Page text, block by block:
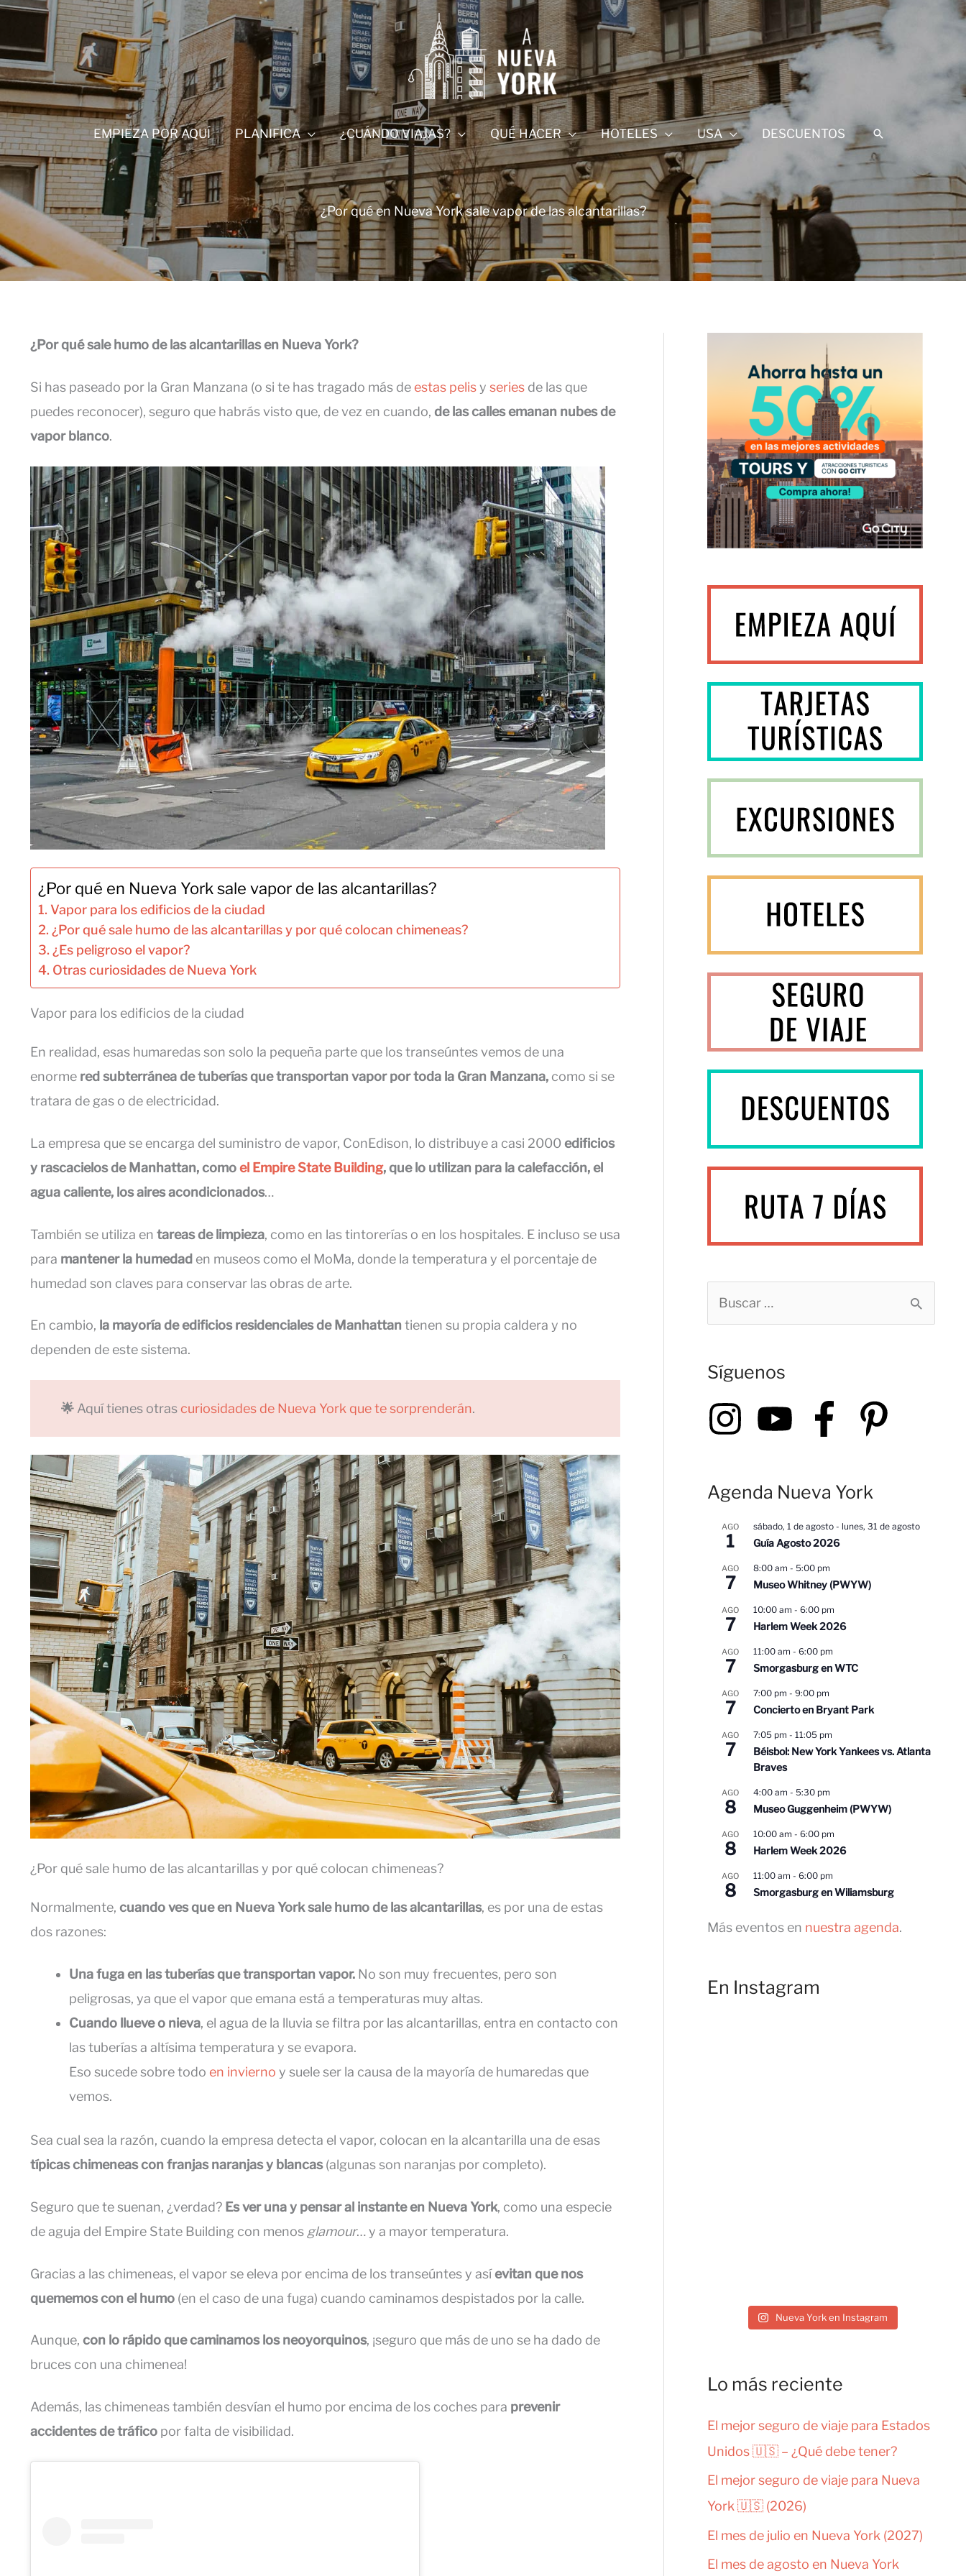
Ir
contenido
EMPIEZA POR AQUÍ PLANIFICA ¿CUÁNDO VIAJAS? QUÉ HACER HOTELES USA DESCUENTOS Buscar
¿Por qué en Nueva York sale vapor de las alcantarillas?
¿Por qué sale humo de las alcantarillas en Nueva York?
Si has paseado por la Gran Manzana (o si te has tragado más deestas pelisy series de las que
puedes reconocer), seguro que habrás visto que, de vez en cuando, de las calles emanan nubes de
vapor blanco.
¿Por qué en Nueva York sale vapor de las alcantarillas?
Vapor para los edificios de la ciudad
¿Por qué sale humo de las alcantarillas y por qué colocan chimeneas?
¿Es peligroso el vapor?
Otras curiosidades de Nueva York
Vapor para los edificios de la ciudad
En realidad, esas humaredas son solo la pequeña parte que los transeúntes vemos de una
enorme red subterránea de tuberías que transportan vapor por toda la Gran Manzana, como si se
tratara de gas o de electricidad.
La empresa que se encarga del suministro de vapor, ConEdison, lo distribuye a casi 2000 edificios
y rascacielos de Manhattan, comoel Empire State Building, que lo utilizan para la calefacción, el
agua caliente, los aires acondicionados…
También se utiliza en tareas de limpieza, como en las tintorerías o en los hospitales. E incluso se usa
para mantener la humedad en museos como el MoMa, donde la temperatura y el porcentaje de
humedad son claves para conservar las obras de arte.
En cambio, la mayoría de edificios residenciales de Manhattan tienen su propia caldera y no
dependen de este sistema.
🌟 Aquí tienes otras curiosidades de Nueva York que te sorprenderán.
¿Por qué sale humo de las alcantarillas y por qué colocan chimeneas?
Normalmente, cuando ves que en Nueva York sale humo de las alcantarillas, es por una de estas
dos razones:
Una fuga en las tuberías que transportan vapor. No son muy frecuentes, pero son
peligrosas, ya que el vapor que emana está a temperaturas muy altas.
Cuando llueve o nieva, el agua de la lluvia se filtra por las alcantarillas, entra en contacto con
las tuberías a altísima temperatura y se evapora.
Eso sucede sobre todo en invierno y suele ser la causa de la mayoría de humaredas que
vemos.
Sea cual sea la razón, cuando la empresa detecta el vapor, colocan en la alcantarilla una de esas
típicas chimeneas con franjas naranjas y blancas(algunas son naranjas por completo).
Seguro que te suenan, ¿verdad? Es ver una y pensar al instante en Nueva York, como una especie
de aguja del Empire State Building con menos glamour… y a mayor temperatura.
Gracias a las chimeneas, el vapor se eleva por encima de los transeúntes y asíevitan que nos
quememos con el humo (en el caso de una fuga) cuando caminamos despistados por la calle.
Aunque, con lo rápido que caminamos los neoyorquinos, ¡seguro que más de uno se ha dado de
bruces con una chimenea!
Además, las chimeneas también desvían el humo por encima de los coches para prevenir
accidentes de tráfico por falta de visibilidad.
c
r
r
Síguenos
Agenda Nueva York
AGO
1
sábado, 1 de agosto - lunes, 31 de agosto
Guía Agosto 2026
AGO
7
8:00 am - 5:00 pm
Museo Whitney (PWYW)
AGO
7
10:00 am - 6:00 pm
Harlem Week 2026
AGO
7
11:00 am - 6:00 pm
Smorgasburg en WTC
AGO
7
7:00 pm - 9:00 pm
Concierto en Bryant Park
AGO
7
7:05 pm - 11:05 pm
Béisbol: New York Yankees vs. Atlanta
Braves
AGO
8
4:00 am - 5:30 pm
Museo Guggenheim (PWYW)
AGO
8
10:00 am - 6:00 pm
Harlem Week 2026
AGO
8
11:00 am - 6:00 pm
Smorgasburg en Wiliamsburg
Más eventos en nuestra agenda.
En Instagram
Nueva York en Instagram
Lo más reciente
El mejor seguro de viaje para Estados
Unidos 🇺🇸 – ¿Qué debe tener?
El mejor seguro de viaje para Nueva
York 🇺🇸 (2026)
El mes de julio en Nueva York (2027)
El mes de agosto en Nueva York